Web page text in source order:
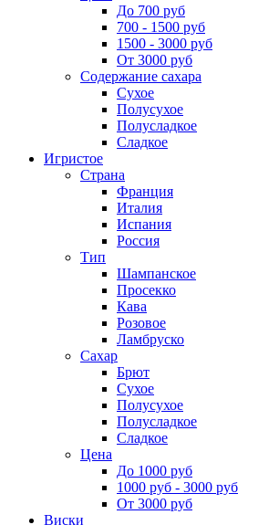
До 700 руб
700 - 1500 руб
1500 - 3000 руб
От 3000 руб
Содержание сахара
Сухое
Полусухое
Полусладкое
Сладкое
Игристое
Страна
Франция
Италия
Испания
Россия
Тип
Шампанское
Просекко
Кава
Розовое
Ламбруско
Сахар
Брют
Сухое
Полусухое
Полусладкое
Сладкое
Цена
До 1000 руб
1000 руб - 3000 руб
От 3000 руб
Виски